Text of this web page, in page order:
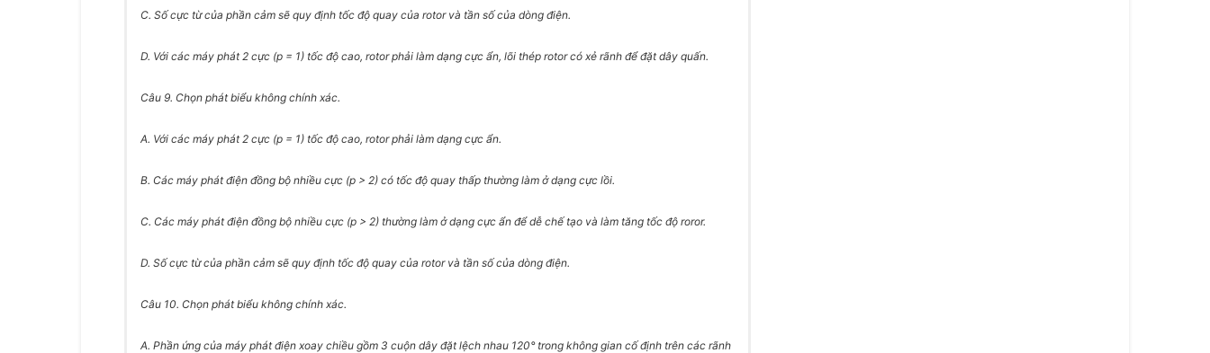
C. Số cực từ của phần cảm sẽ quy định tốc độ quay của rotor và tần số của dòng điện.
D. Với các máy phát 2 cực (p = 1) tốc độ cao, rotor phải làm dạng cực ẩn, lõi thép rotor có xẻ rãnh để đặt dây quấn.
Câu 9. Chọn phát biểu không chính xác.
A. Với các máy phát 2 cực (p = 1) tốc độ cao, rotor phải làm dạng cực ẩn.
B. Các máy phát điện đồng bộ nhiều cực (p > 2) có tốc độ quay thấp thường làm ở dạng cực lồi.
C. Các máy phát điện đồng bộ nhiều cực (p > 2) thường làm ở dạng cực ẩn để dễ chế tạo và làm tăng tốc độ roror.
D. Số cực từ của phần cảm sẽ quy định tốc độ quay của rotor và tần số của dòng điện.
Câu 10. Chọn phát biểu không chính xác.
A. Phần ứng của máy phát điện xoay chiều gồm 3 cuộn dây đặt lệch nhau 120° trong không gian cố định trên các rãnh